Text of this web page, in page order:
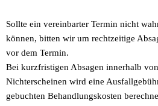
Sollte ein vereinbarter Termin nicht
können, bitten wir um rechtzeitige
vor dem Termin.
Bei kurzfristigen Absagen innerhalb
Nichterscheinen wird eine
gebuchten Behandlungskosten